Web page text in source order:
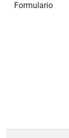
Formulario